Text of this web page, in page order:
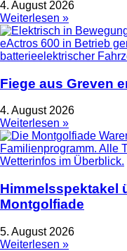
4. August 2026
Weiterlesen »
Fiege aus Greven
4. August 2026
Weiterlesen »
Himmelsspektakel
Montgolfiade
5. August 2026
Weiterlesen »